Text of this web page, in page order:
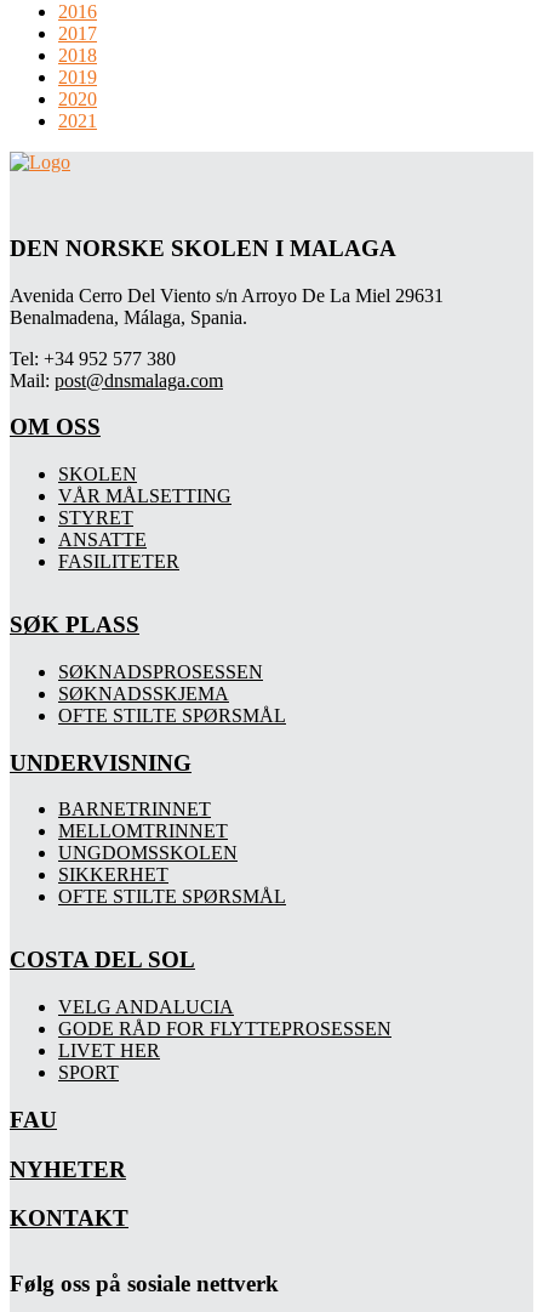
2016
2017
2018
2019
2020
2021
DEN NORSKE SKOLEN I MALAGA
Avenida Cerro Del Viento s/n Arroyo De La Miel 29631
Benalmadena, Málaga, Spania.
Tel: +34 952 577 380
Mail: post@dnsmalaga.com
OM OSS
SKOLEN
VÅR MÅLSETTING
STYRET
ANSATTE
FASILITETER
SØK PLASS
SØKNADSPROSESSEN
SØKNADSSKJEMA
OFTE STILTE SPØRSMÅL
UNDERVISNING
BARNETRINNET
MELLOMTRINNET
UNGDOMSSKOLEN
SIKKERHET
OFTE STILTE SPØRSMÅL
COSTA DEL SOL
VELG ANDALUCIA
GODE RÅD FOR FLYTTEPROSESSEN
LIVET HER
SPORT
FAU
NYHETER
KONTAKT
Følg oss på sosiale nettverk